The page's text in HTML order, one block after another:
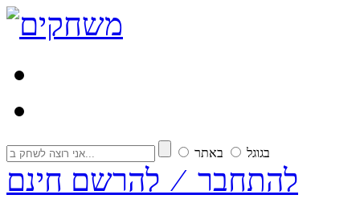
בגוגל באתר
להתחבר ⁄ להרשם חינם